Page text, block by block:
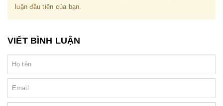
luận đầu tiên của bạn.
VIẾT BÌNH LUẬN